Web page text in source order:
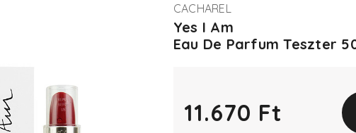
CACHAREL
Yes I Am
Eau De Parfum Teszter
11.670 Ft